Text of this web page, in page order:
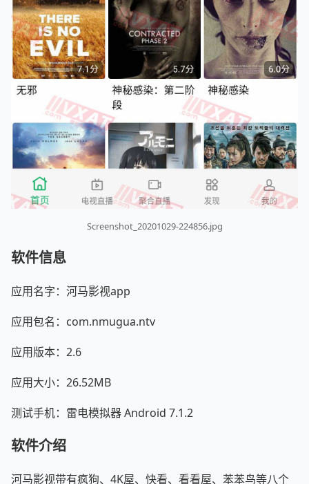
Screenshot_20201029-224856.jpg
软件信息
应用名字：河马影视app
应用包名：com.nmugua.ntv
应用版本：2.6
应用大小：26.52MB
测试手机：雷电模拟器 Android 7.1.2
软件介绍
河马影视带有疯狗、4K屋、快看、看看屋、苯苯鸟等八个